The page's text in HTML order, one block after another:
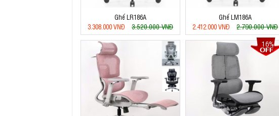
Ghế LR186A
3.308.000 VNĐ
3.520.000 VNĐ
Ghế LM186A
2.412.000 VNĐ
2.790.000 VNĐ
16%